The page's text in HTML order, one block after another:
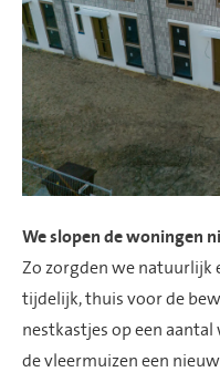
We slopen de woningen
Zo zorgden we natuurlijk
tijdelijk, thuis voor de
nestkastjes op een
de vleermuizen een